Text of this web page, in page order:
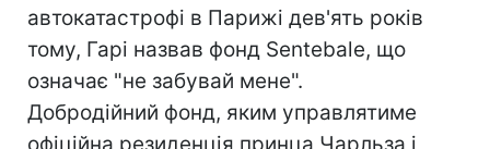
автокатастрофі в Парижі дев'ять років
тому, Гарі назвав фонд Sentebale, що
означає "не забувай мене".
Добродійний фонд, яким управлятиме